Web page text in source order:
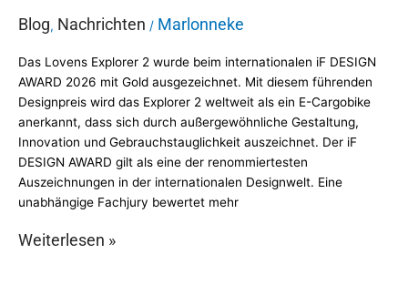
Blog, Nachrichten / Marlonneke
Das Lovens Explorer 2 wurde beim internationalen iF DESIGN
AWARD 2026 mit Gold ausgezeichnet. Mit diesem führenden
Designpreis wird das Explorer 2 weltweit als ein E-Cargobike
anerkannt, dass sich durch außergewöhnliche Gestaltung,
Innovation und Gebrauchstauglichkeit auszeichnet. Der iF
DESIGN AWARD gilt als eine der renommiertesten
Auszeichnungen in der internationalen Designwelt. Eine
unabhängige Fachjury bewertet mehr
Weiterlesen »